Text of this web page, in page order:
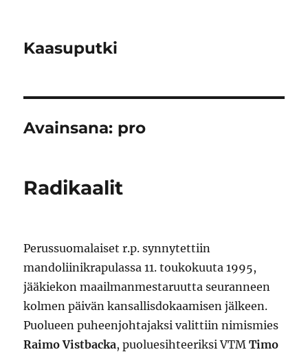
Kaasuputki
Avainsana: pro
Radikaalit
Perussuomalaiset r.p. synnytettiin
mandoliinikrapulassa 11. toukokuuta 1995,
jääkiekon maailmanmestaruutta seuranneen
kolmen päivän kansallisdokaamisen jälkeen.
Puolueen puheenjohtajaksi valittiin nimismies
Raimo Vistbacka, puoluesihteeriksi VTMTimo